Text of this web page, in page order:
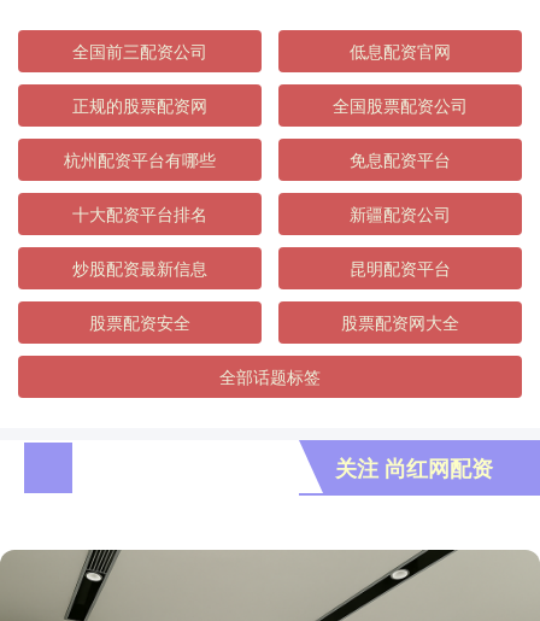
全国前三配资公司 低息配资官网
正规的股票配资网 全国股票配资公司
杭州配资平台有哪些 免息配资平台
十大配资平台排名 新疆配资公司
炒股配资最新信息 昆明配资平台
股票配资安全 股票配资网大全
全部话题标签
关注 尚红网配资